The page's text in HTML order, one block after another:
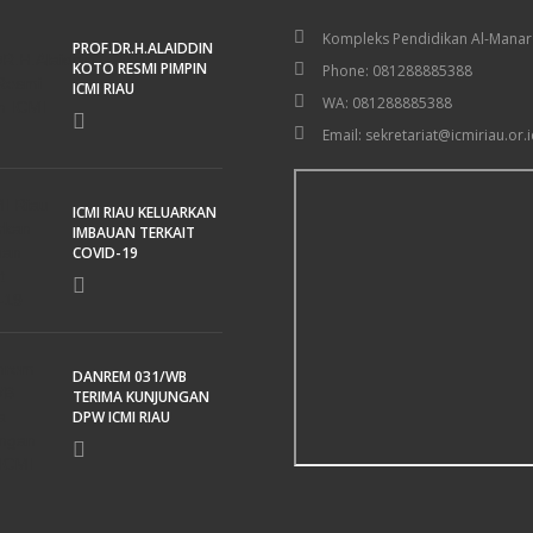
PROF.DR.H.ALAIDDIN
KOTO RESMI PIMPIN
ICMI RIAU
ICMI RIAU KELUARKAN
IMBAUAN TERKAIT
COVID-19
DANREM 031/WB
TERIMA KUNJUNGAN
DPW ICMI RIAU
Kompleks Pendidikan Al-Manar
Phone: 081288885388
WA: 081288885388
Email: